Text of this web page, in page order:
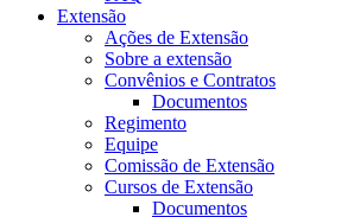
Extensão
Ações de Extensão
Sobre a extensão
Convênios e Contratos
Documentos
Regimento
Equipe
Comissão de Extensão
Cursos de Extensão
Documentos